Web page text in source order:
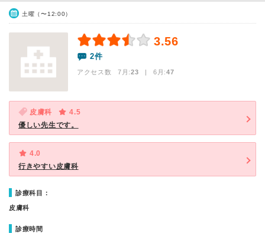
土曜（〜12:00）
3.56
2件
アクセス数 7月:23 | 6月:47
皮膚科
4.5
優しい先生です。
4.0
行きやすい皮膚科
診療科目：
皮膚科
診療時間